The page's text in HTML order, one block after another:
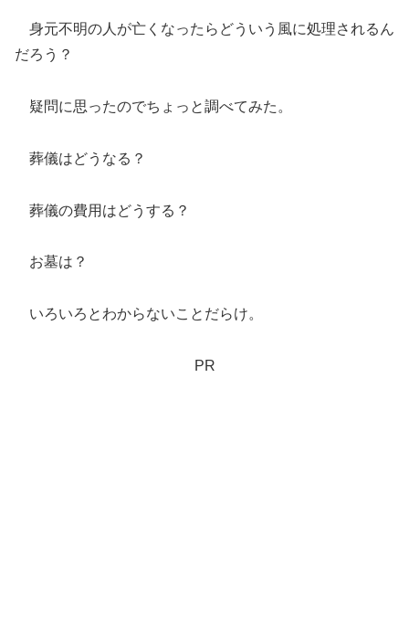
身元不明の人が亡くなったらどういう風に処理されるん
だろう？
疑問に思ったのでちょっと調べてみた。
葬儀はどうなる？
葬儀の費用はどうする？
お墓は？
いろいろとわからないことだらけ。
PR